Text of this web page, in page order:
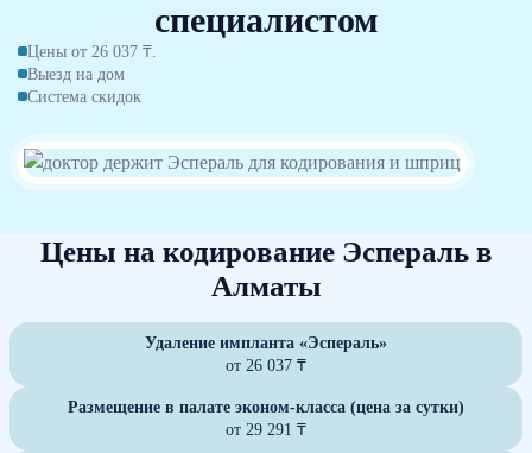
специалистом
Цены от 26 037 ₸.
Выезд на дом
Система скидок
Цены на кодирование Эспераль в
Алматы
Удаление импланта «Эспераль»
от 26 037 ₸
Размещение в палате эконом-класса (цена за сутки)
от 29 291 ₸